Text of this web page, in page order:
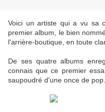
Voici un artiste qui a vu sa
premier album, le bien
l'arrière-boutique, en toute
De ses quatre albums
connais que ce premier
saupoudré d'une once de pop.